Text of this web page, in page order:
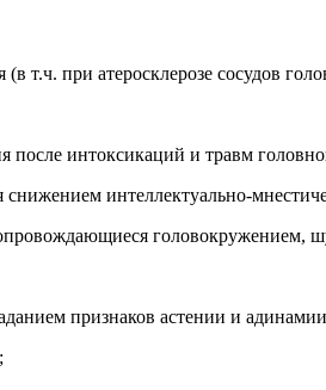
т.ч. при атеросклерозе сосудов
после интоксикаций и травм
интеллектуально-
признаков астении и